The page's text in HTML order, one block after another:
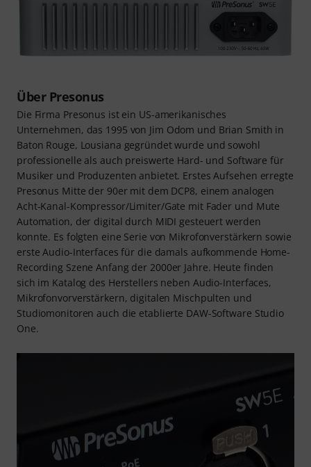
Über Presonus
Die Firma Presonus ist ein US-amerikanisches
Unternehmen, das 1995 von Jim Odom und Brian Smith in
Baton Rouge, Lousiana gegründet wurde und sowohl
professionelle als auch preiswerte Hard- und Software für
Musiker und Produzenten anbietet. Erstes Aufsehen erregte
Presonus Mitte der 90er mit dem DCP8, einem analogen
Acht-Kanal-Kompressor/Limiter/Gate mit Fader und Mute
Automation, der digital durch MIDI gesteuert werden
konnte. Es folgten eine Serie von Mikrofonverstärkern sowie
erste Audio-Interfaces für die damals aufkommende Home-
Recording Szene Anfang der 2000er Jahre. Heute finden
sich im Katalog des Herstellers neben Audio-Interfaces,
Mikrofonvorverstärkern, digitalen Mischpulten und
Studiomonitoren auch die etablierte DAW-Software Studio
One.